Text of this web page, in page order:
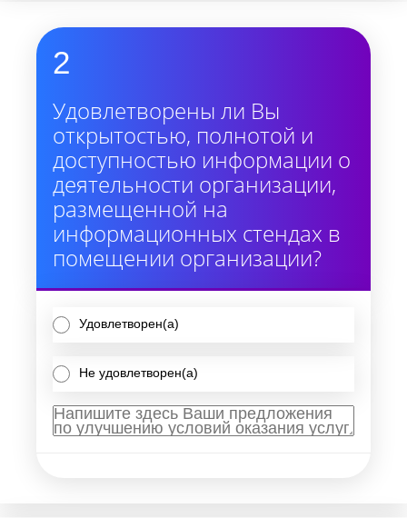
2
Удовлетворены ли Вы
открытостью, полнотой и
доступностью информации о
деятельности организации,
размещенной на
информационных стендах в
помещении организации?
Удовлетворен(а)
Не удовлетворен(а)